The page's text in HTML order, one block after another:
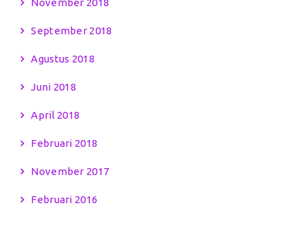
November 2018
September 2018
Agustus 2018
Juni 2018
April 2018
Februari 2018
November 2017
Februari 2016